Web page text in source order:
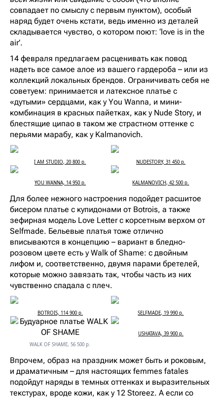
совпадает по смыслу с первым пунктом), особый
наряд будет очень кстати, ведь именно из деталей
складывается чувство, о котором поют: ‘love is in the
air’.
14 февраля предлагаем расценивать как повод
надеть все самое алое из вашего гардероба – или из
коллекций локальных брендов. Ограничивать себя не
советуем: принимается и латексное платье с
«дутыми» сердцами, как у You Wanna, и мини-
комбинация в красных пайетках, как у Nude Story, и
блестящие ципао в таком же страстном оттенке с
перьями марабу, как у Kalmanovich.
I AM STUDIO, 20 800 р. NUDESTORY, 31 450 р.
YOU WANNA, 14 950 р. KALMANOVICH, 42 500 р.
Для более нежного настроения подойдет расшитое
бисером платье с купидонами от Botrois, а также
зефирная модель Love Letter c корсетным верхом от
Selfmade. Бельевые платья тоже отлично
вписываются в концепцию – вариант в бледно-
розовом цвете есть у Walk of Shame: с двойным
лифом и, соответственно, двумя парами бретелей,
которые можно завязать так, чтобы часть из них
чувственно спадала с плеч.
BOTROIS, 114 900 р. SELFMADE, 19 990 р.
WALK OF SHAME, 56 500 р.
USHATAVA, 39 900 р.
Впрочем, образ на праздник может быть и роковым,
и драматичным – для настоящих femmes fatales
подойдут наряды в темных оттенках и выразительных
текстурах, вроде кожи, как у 12 Storeez. А если со